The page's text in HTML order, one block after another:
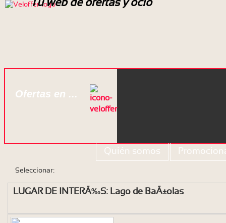
Tu web de ofertas y ocio
Ofertas en ...
Quién somos
Seleccionar:
LUGAR DE INTERÃ‰S: Lago de BaÃ±olas